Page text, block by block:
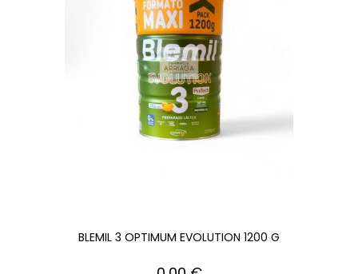
BLEMIL 3 OPTIMUM EVOLUTION 1200 G